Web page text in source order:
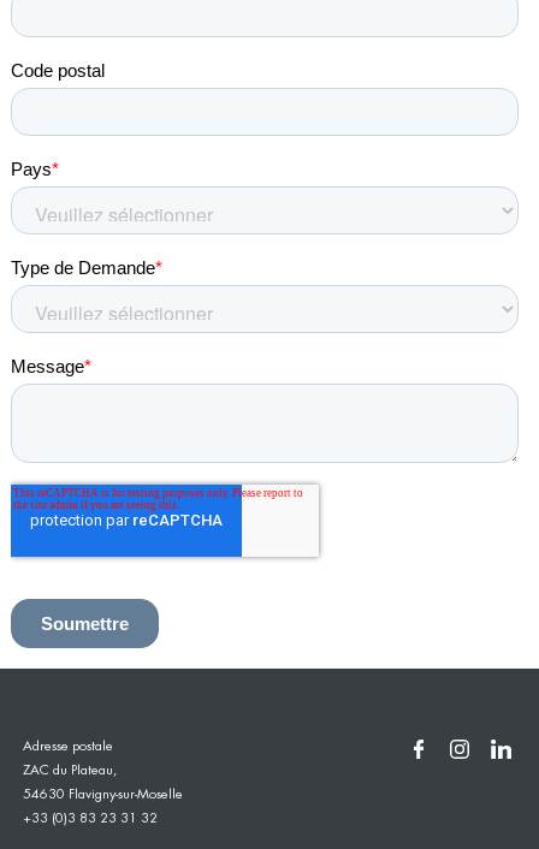
Adresse postale
ZAC du Plateau,
54630 Flavigny-sur-Moselle
+33 (0)3 83 23 31 32